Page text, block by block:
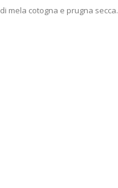
mela cotogna e prugna secca.